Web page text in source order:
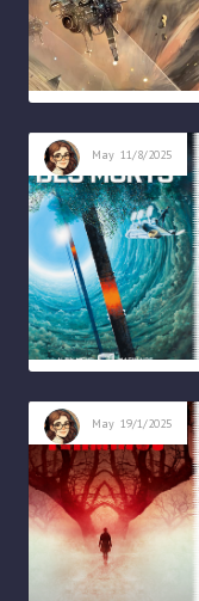
May 11/8/2025
May 19/1/2025